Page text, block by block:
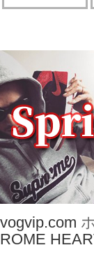
vogvip.com
ROME